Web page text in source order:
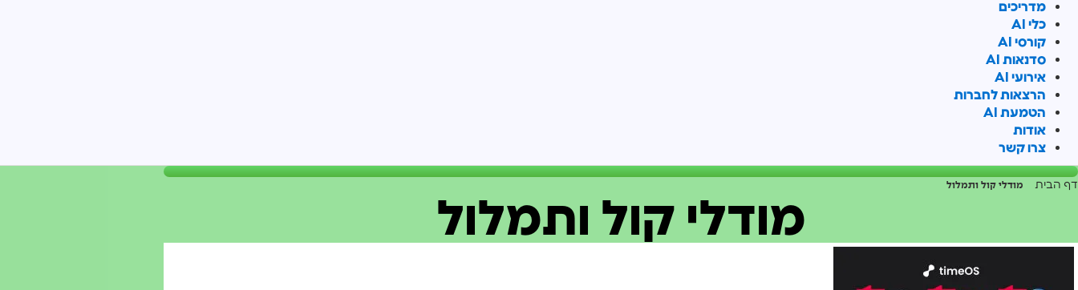
מדריכים
כלי AI
קורסי AI
סדנאות AI
אירועי AI
הרצאות לחברות
הטמעת AI
אודות
צרו קשר
דף הבית מודלי קול ותמלול
מודלי קול ותמלול